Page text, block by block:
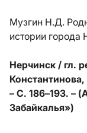
Музгин Н.Д.
истории города
Нерчинск / гл.
– С. 186–193. –
Забайкалья»)